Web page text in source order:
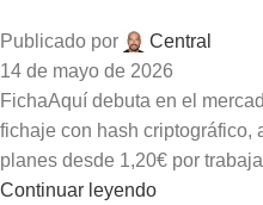
Publicado por
Central
14 de mayo de 2026
FichaAquí debuta en el
fichaje con hash criptográfico,
planes desde 1,20€ por
Continuar leyendo